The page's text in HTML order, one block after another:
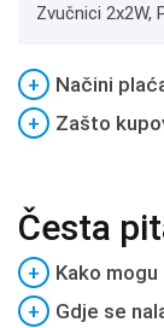
Zvučnici 2x2W,
+
Načini
+
Zašto
Česta
+
Kako
+
Gdje se